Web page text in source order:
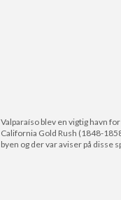
Valparaíso blev en vigtig havn
California Gold Rush (1848-
byen og der var aviser på disse